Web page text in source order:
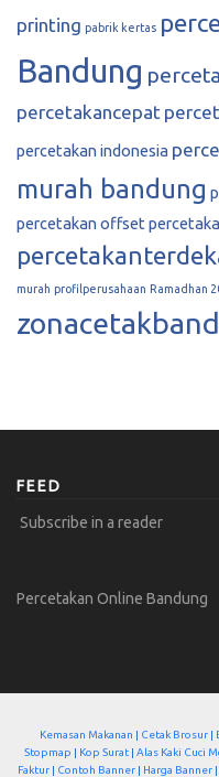
printing pabrik kertas
Bandung
percetakancepat
percetakan indonesia
murah bandung
percetakan offset
murah profilperusahaan Ramadhan
FEED
Subscribe in a reader
Percetakan Online Bandung
Kemasan Makanan | Cetak Brosur |
Stopmap | Kop Surat| Alas Kaki Cuci
Faktur | Contoh Banner | Harga Banner |